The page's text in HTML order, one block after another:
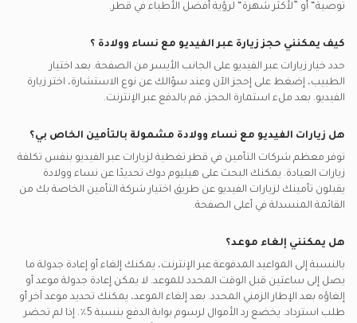
توصية“ أو ”لأكثر شهرة“ لرؤية أفضل الأطباء في قطر.
كيف يمكنني حجز زيارة عبر الفيديو مع نساء وولادة ؟
حدد خيار زيارات عبر الفيديو على الجانب الأيسر من الصفحة. بعد اختيار
الطبيب، إضغط على إحجز الآن وعند سؤالك عن نوع الاستشارة، اختر زيارة
الفيديو. بعد ملء استمارة الحجز، قم بالدفع عبر الإنترنت.
هل زيارات الفيديو مع نساء وولادة مشمولة بالتأمين الخاص بي؟
توفر معظم شركات التأمين في قطر تغطية لزيارات عبر الفيديو بنفس تكلفة
زيارات العيادة. يمكنك البحث على هيليوم دوك تحديدًا عن نساء وولادة
يقبلون تأمينك لزيارات الفيديو عن طريق اختيار شركة التأمين الخاصة بك من
القائمة المنسدلة في أعلى الصفحة.
هل يمكنني إلغاء موعد؟
بالنسبة إلى المواعيد المدفوعة عبر الإنترنت، يمكنك إلغاء أو إعادة جدولة ما
يصل إلى ساعتين قبل الوقت المحدد للموعد. لا يمكن إعادة جدولة موعد أو
إلغاؤه بعد الإطار الزمني المحدد. بعد إلغاء الموعد، يمكنك تحديد موعد آخر أو
طلب استرداد. يخضع رد الأموال لرسوم بوابة الدفع بنسبة 5٪. إذا لم تحضر